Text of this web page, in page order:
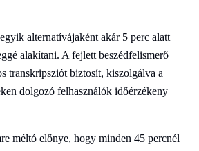
alternatívájaként akár 5 perc alatt
alakítani. A fejlett beszédfelismerő
transkripsziót biztosít, kiszolgálva a
dolgozó felhasználók időérzékeny
méltó előnye, hogy minden 45 percnél